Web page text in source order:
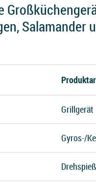
Salamander
Grillgerät
Gyros-/